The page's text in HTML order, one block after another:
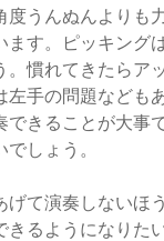
度うんぬんよりも
ます。ピッキング
。慣れてきたらア
左手の問題なども
できることが大事
しょう。
げて演奏しないほ
きるようになりた